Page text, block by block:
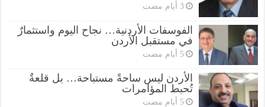
الفوسفات الأردنية… نجاح اليوم واستثمارٌ
في مستقبل الأردن
الأردن ليس ساحةً مستباحة… بل قلعةٌ
تُحبط المؤامرات